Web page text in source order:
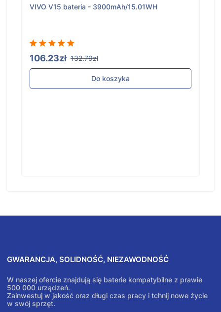
VIVO V15 bateria - 3900mAh/15.01WH
106.23zł 132.79zł
Do koszyka
GWARANCJA, SOLIDNOŚĆ, NIEZAWODNOŚĆ
W naszej ofercie znajdują się baterie kompatybilne z prawie
500 000 urządzeń.
Zainwestuj w jakość oraz długi czas pracy i tchnij nowe życie
w swój sprzęt.